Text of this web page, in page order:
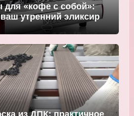
«кофе с собой»:
ваш утренний эликсир
из ДПК: практичное